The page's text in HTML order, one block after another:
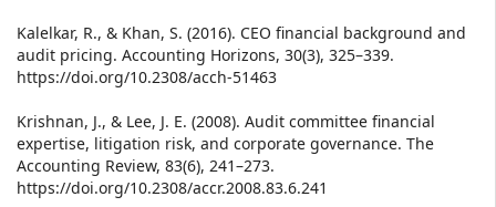
Kalelkar, R., & Khan, S. (2016). CEO financial background and
audit pricing. Accounting Horizons, 30(3), 325–339.
https://doi.org/10.2308/acch-51463
Krishnan, J., & Lee, J. E. (2008). Audit committee financial
expertise, litigation risk, and corporate governance. The
Accounting Review, 83(6), 241–273.
https://doi.org/10.2308/accr.2008.83.6.241